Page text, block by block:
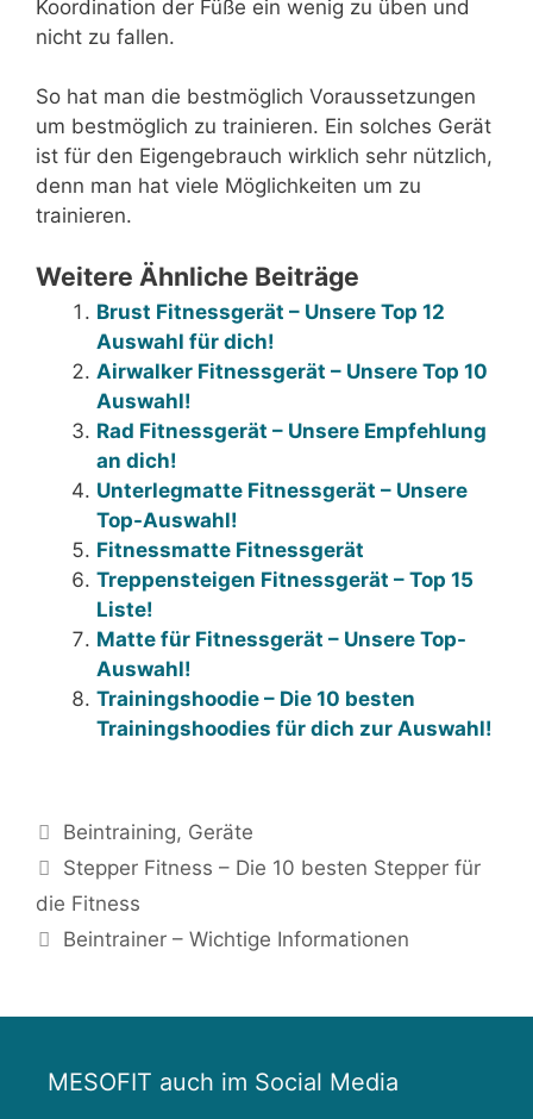
Koordination der Füße ein wenig zu üben und
nicht zu fallen.
So hat man die bestmöglich Voraussetzungen
um bestmöglich zu trainieren. Ein solches Gerät
ist für den Eigengebrauch wirklich sehr nützlich,
denn man hat viele Möglichkeiten um zu
trainieren.
Weitere Ähnliche Beiträge
Brust Fitnessgerät – Unsere Top 12
Auswahl für dich!
Airwalker Fitnessgerät – Unsere Top 10
Auswahl!
Rad Fitnessgerät – Unsere Empfehlung
an dich!
Unterlegmatte Fitnessgerät – Unsere
Top-Auswahl!
Fitnessmatte Fitnessgerät
Treppensteigen Fitnessgerät – Top 15
Liste!
Matte für Fitnessgerät – Unsere Top-
Auswahl!
Trainingshoodie – Die 10 besten
Trainingshoodies für dich zur Auswahl!
Kategorien
Beintraining, Geräte
Beitrags-
Navigation
Stepper Fitness – Die 10 besten Stepper für
die Fitness
Beintrainer – Wichtige Informationen
MESOFIT auch im Social Media